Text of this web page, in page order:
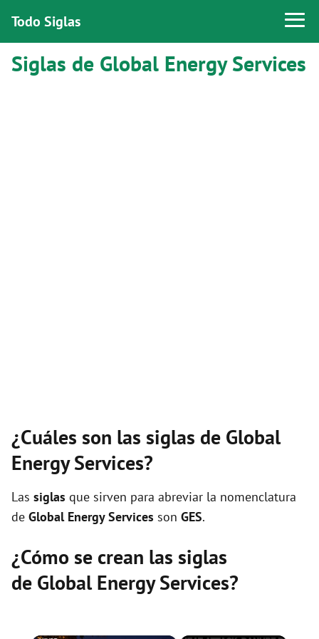
Todo Siglas
Siglas de Global Energy Services
¿Cuáles son las siglas de Global
Energy Services?
Las siglas que sirven para abreviar la nomenclatura
de Global Energy Services son GES.
¿Cómo se crean las siglas
de Global Energy Services?